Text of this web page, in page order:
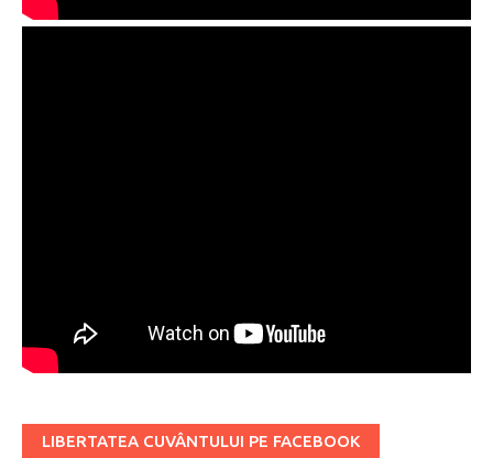
LIBERTATEA CUVÂNTULUI PE FACEBOOK